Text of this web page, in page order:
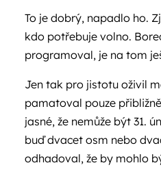
To je dobrý, napadlo ho.
kdo potřebuje volno.
programoval, je na tom
Jen tak pro jistotu oživil
pamatoval pouze
jasné, že nemůže být 31.
buď dvacet osm nebo
odhadoval, že by mohlo